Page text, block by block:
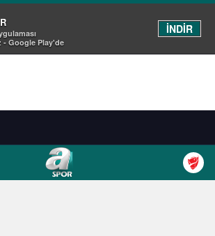
- Google Play'de
İNDİR